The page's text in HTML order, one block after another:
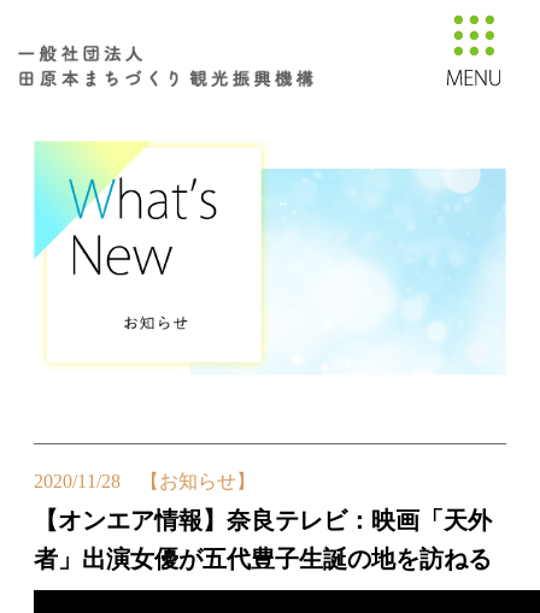
2020/11/28 【お知らせ】
【オンエア情報】奈良テレビ：映画「天外
者」出演女優が五代豊子生誕の地を訪ねる